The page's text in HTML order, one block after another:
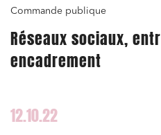
Commande publique
Réseaux sociaux,
encadrement
12.10.22